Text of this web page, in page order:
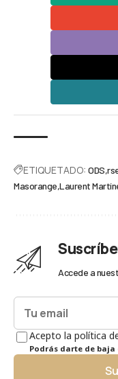
ETIQUETADO: ODS
Masorange Laurent
Accede a
Acepto la política
Podrás darte de